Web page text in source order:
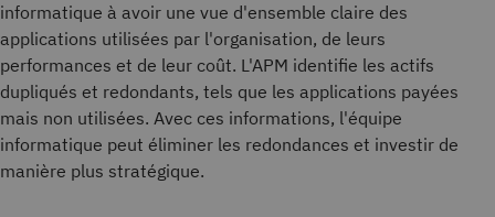
informatique à avoir une vue d'ensemble claire des
applications utilisées par l'organisation, de leurs
performances et de leur coût. L'APM identifie les actifs
dupliqués et redondants, tels que les applications payées
mais non utilisées. Avec ces informations, l'équipe
informatique peut éliminer les redondances et investir de
manière plus stratégique.